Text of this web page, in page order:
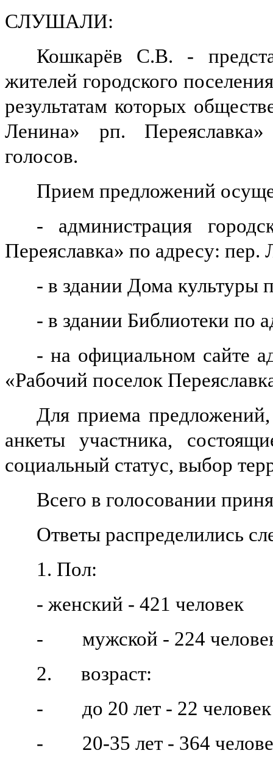
СЛУШАЛИ:
Кошкарёв С.В. -
жителей городского
результатам которых
Ленина» рп.
голосов.
Прием предложений
- администрация
Переяславка» по адресу: пер.
- в здании Дома культуры
- в здании Библиотеки по
- на официальном сайте
«Рабочий поселок
Для приема
анкеты участника,
социальный статус, выбор
Всего в голосовании
Ответы распределились
1. Пол:
- женский - 421 человек
- мужской - 224
2. возраст:
- до 20 лет - 22 человек
- 20-35 лет - 364